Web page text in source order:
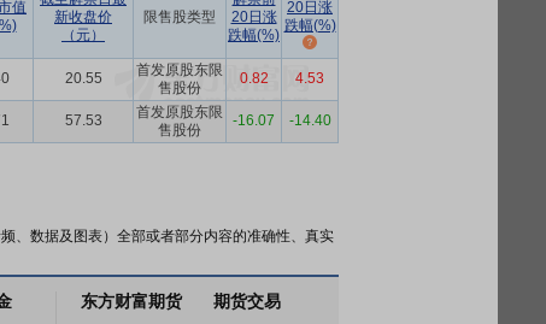
值
新收盘价
（元）
限售股类型
20日涨
跌幅(%)
20日涨
跌幅(%)
20.55
首发原股东限
售股份
0.82 4.53
57.53
首发原股东限
售股份
-16.07 -14.40
、数据及图表）全部或者部分内容的准确性、真实
东方财富期货 期货交易